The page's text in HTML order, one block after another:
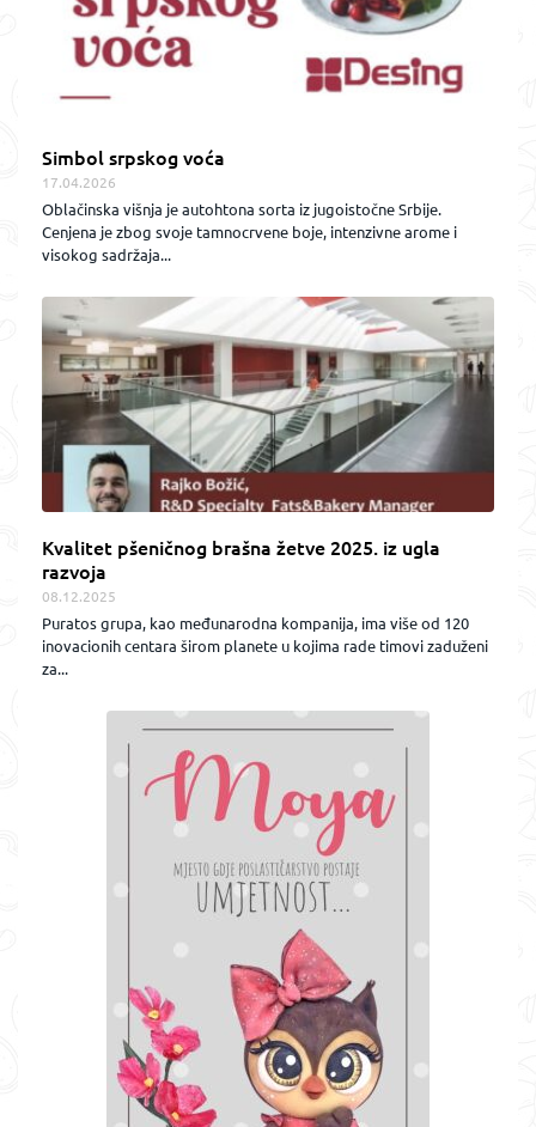
Simbol srpskog voća
17.04.2026
Oblačinska višnja je autohtona sorta iz jugoistočne Srbije.
Cenjena je zbog svoje tamnocrvene boje, intenzivne arome i
visokog sadržaja...
Kvalitet pšeničnog brašna žetve 2025. iz ugla
razvoja
08.12.2025
Puratos grupa, kao međunarodna kompanija, ima više od 120
inovacionih centara širom planete u kojima rade timovi zaduženi
za...